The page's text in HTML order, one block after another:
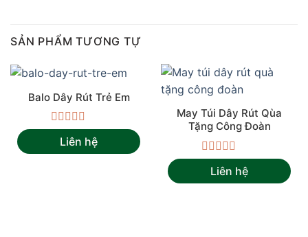
SẢN PHẨM TƯƠNG TỰ
Balo Dây Rút Trẻ Em
Được
xếp
hạng
Liên hệ
May Túi Dây Rút Qùa
Tặng Công Đoàn
Được
xếp
hạng
Liên hệ